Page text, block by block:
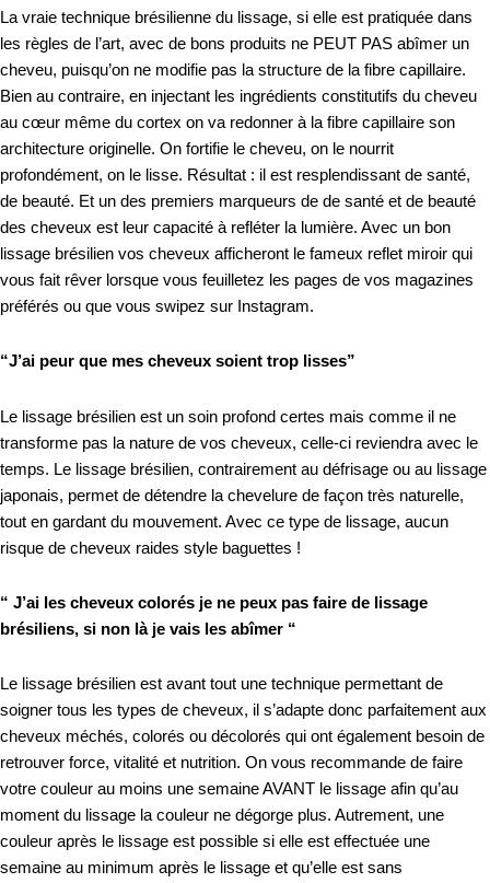
La vraie technique brésilienne du lissage, si elle est pratiquée dans
les règles de l’art, avec de bons produits ne PEUT PAS abîmer un
cheveu, puisqu’on ne modifie pas la structure de la fibre capillaire.
Bien au contraire, en injectant les ingrédients constitutifs du cheveu
au cœur même du cortex on va redonner à la fibre capillaire son
architecture originelle. On fortifie le cheveu, on le nourrit
profondément, on le lisse. Résultat : il est resplendissant de santé,
de beauté. Et un des premiers marqueurs de de santé et de beauté
des cheveux est leur capacité à refléter la lumière. Avec un bon
lissage brésilien vos cheveux afficheront le fameux reflet miroir qui
vous fait rêver lorsque vous feuilletez les pages de vos magazines
préférés ou que vous swipez sur Instagram.
“J’ai peur que mes cheveux soient trop lisses”
Le lissage brésilien est un soin profond certes mais comme il ne
transforme pas la nature de vos cheveux, celle-ci reviendra avec le
temps. Le lissage brésilien, contrairement au défrisage ou au lissage
japonais, permet de détendre la chevelure de façon très naturelle,
tout en gardant du mouvement. Avec ce type de lissage, aucun
risque de cheveux raides style baguettes !
“ J’ai les cheveux colorés je ne peux pas faire de lissage
brésiliens, si non là je vais les abîmer “
Le lissage brésilien est avant tout une technique permettant de
soigner tous les types de cheveux, il s’adapte donc parfaitement aux
cheveux méchés, colorés ou décolorés qui ont également besoin de
retrouver force, vitalité et nutrition. On vous recommande de faire
votre couleur au moins une semaine AVANT le lissage afin qu’au
moment du lissage la couleur ne dégorge plus. Autrement, une
couleur après le lissage est possible si elle est effectuée une
semaine au minimum après le lissage et qu’elle est sans